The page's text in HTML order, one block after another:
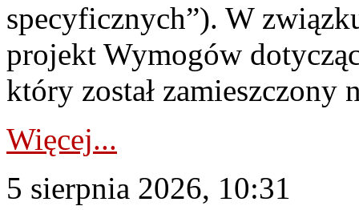
specyficznych”). W
projekt Wymogów
który został zamieszczony
Więcej...
5 sierpnia 2026, 10:31